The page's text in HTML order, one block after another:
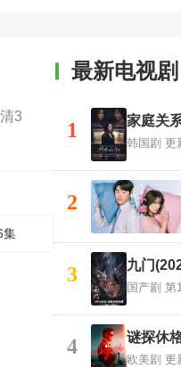
3
集
最新电视剧
1 家庭关
韩国剧 更
2
3 九门
国产剧 第
4 谜探休
欧美剧 更